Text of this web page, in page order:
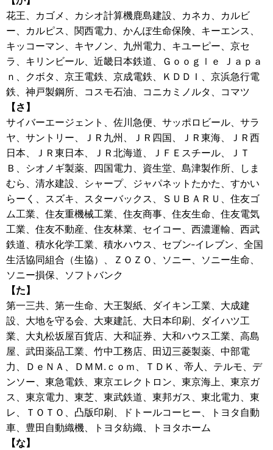
花王、カゴメ、カシオ計算機鹿島建設、カネカ、カルビ
ー、カルピス、関西電力、かんぽ生命保険、キーエンス、
キッコーマン、キヤノン、九州電力、キユーピー、京セ
ラ、キリンビール、近畿日本鉄道、Ｇｏｏｇｌｅ Ｊａｐａ
ｎ、クボタ、京王電鉄、京成電鉄、ＫＤＤＩ、京浜急行電
鉄、神戸製鋼所、コスモ石油、コニカミノルタ、コマツ
【さ】
サイバーエージェント、佐川急便、サッポロビール、サラ
ヤ、サントリー、ＪＲ九州、ＪＲ四国、ＪＲ東海、ＪＲ西
日本、ＪＲ東日本、ＪＲ北海道、ＪＦＥスチール、ＪＴ
Ｂ、シオノギ製薬、四国電力、資生堂、島津製作所、しま
むら、清水建設、シャープ、ジャパネットたかた、すかい
らーく、スズキ、スターバックス、ＳＵＢＡＲＵ、住友ゴ
ム工業、住友重機械工業、住友商事、住友生命、住友電気
工業、住友不動産、住友林業、セイコー、西濃運輸、西武
鉄道、積水化学工業、積水ハウス、セブン‐イレブン、全国
生活協同組合（生協）、ＺＯＺＯ、ソニー、ソニー生命、
ソニー損保、ソフトバンク
【た】
第一三共、第一生命、大王製紙、ダイキン工業、大成建
設、大地を守る会、大東建託、大日本印刷、ダイハツ工
業、大丸松坂屋百貨店、大和証券、大和ハウス工業、高島
屋、武田薬品工業、竹中工務店、田辺三菱製薬、中部電
力、ＤｅＮＡ、ＤＭＭ.ｃｏｍ、ＴＤＫ、帝人、テルモ、デ
ンソー、東急電鉄、東京エレクトロン、東京海上、東京ガ
ス、東京電力、東芝、東武鉄道、東邦ガス、東北電力、東
レ、ＴＯＴＯ、凸版印刷、ドトールコーヒー、トヨタ自動
車、豊田自動織機、トヨタ紡織、トヨタホーム
【な】